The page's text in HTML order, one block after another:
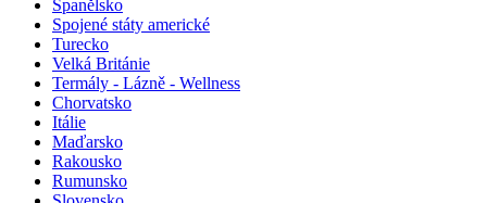
Španělsko
Spojené státy americké
Turecko
Velká Británie
Termály - Lázně - Wellness
Chorvatsko
Itálie
Maďarsko
Rakousko
Rumunsko